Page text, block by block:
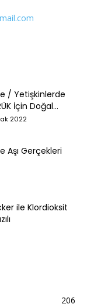
/ Yetişkinlerde
İçin Doğal...
2022
Aşı Gerçekleri
ile Klordioksit
206